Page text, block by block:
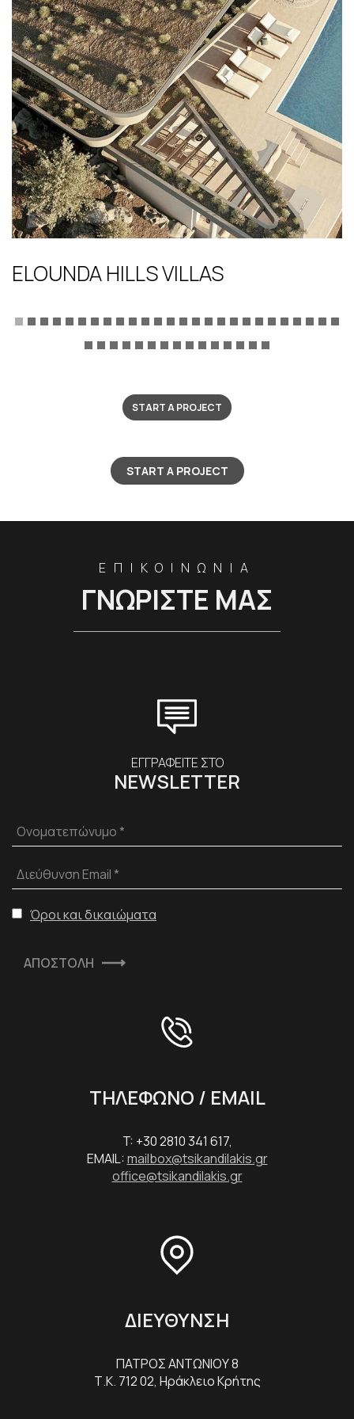
ELOUNDA HILLS VILLAS
START A PROJECT
START A PROJECT
ΕΠΙΚΟΙΝΩΝΙΑ
ΓΝΩΡΙΣΤΕ ΜΑΣ
ΕΓΓΡΑΦΕΙΤΕ ΣΤΟ
NEWSLETTER
Ονοματεπώνυμο *
Διεύθυνση Email *
Όροι και δικαιώματα
ΑΠΟΣΤΟΛΗ
ΤΗΛΕΦΩΝΟ / EMAIL
T: +30 2810 341 617,
EMAIL:mailbox@tsikandilakis.gr
office@tsikandilakis.gr
ΔΙΕΥΘΥΝΣΗ
ΠΑΤΡΟΣ ΑΝΤΩΝΙΟΥ 8
Τ.Κ. 712 02, Ηράκλειο Κρήτης